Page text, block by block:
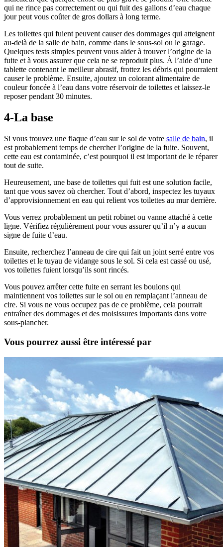
qui ne rince pas correctement ou qui fuit des gallons d’eau chaque
jour peut vous coûter de gros dollars à long terme.
Les toilettes qui fuient peuvent causer des dommages qui atteignent
au-delà de la salle de bain, comme dans le sous-sol ou le garage.
Quelques tests simples peuvent vous aider à trouver l’origine de la
fuite et à vous assurer que cela ne se reproduit plus. À l’aide d’une
tablette contenant le meilleur abrasif, frottez les débris qui pourraient
causer le problème. Ensuite, ajoutez un colorant alimentaire de
couleur foncée à l’eau dans votre réservoir de toilettes et laissez-le
reposer pendant 30 minutes.
4-La base
Si vous trouvez une flaque d’eau sur le sol de votre salle de bain, il
est probablement temps de chercher l’origine de la fuite. Souvent,
cette eau est contaminée, c’est pourquoi il est important de le réparer
tout de suite.
Heureusement, une base de toilettes qui fuit est une solution facile,
tant que vous savez où chercher. Tout d’abord, inspectez les tuyaux
d’approvisionnement en eau qui relient vos toilettes au mur derrière.
Vous verrez probablement un petit robinet ou vanne attaché à cette
ligne. Vérifiez régulièrement pour vous assurer qu’il n’y a aucun
signe de fuite d’eau.
Ensuite, recherchez l’anneau de cire qui fait un joint serré entre vos
toilettes et le tuyau de vidange sous le sol. Si cela est cassé ou usé,
vos toilettes fuient lorsqu’ils sont rincés.
Vous pouvez arrêter cette fuite en serrant les boulons qui
maintiennent vos toilettes sur le sol ou en remplaçant l’anneau de
cire. Si vous ne vous occupez pas de ce problème, cela pourrait
entraîner des dommages et des moisissures importants dans votre
sous-plancher.
Vous pourrez aussi être intéressé par